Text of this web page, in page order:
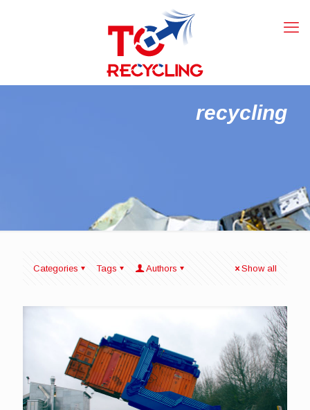
recycling
Categories Tags Authors Show all